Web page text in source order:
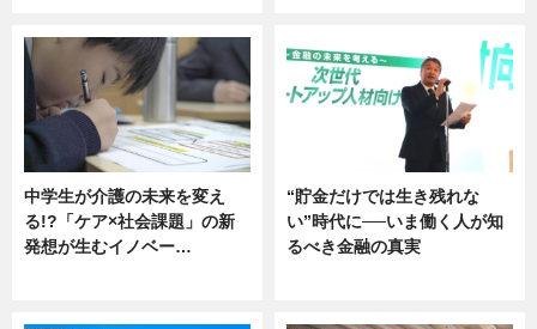
中学生が介護の未来を変え
る!?「ケア×社会課題」の新
発想が生むイノベー…
“貯金だけでは生き残れな
い”時代に──いま働く人が知
るべき金融の真実